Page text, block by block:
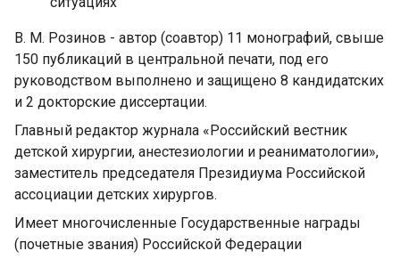
В. М. Розинов - автор (соавтор) 11 монографий, свыше
150 публикаций в центральной печати, под его
руководством выполнено и защищено 8 кандидатских
и 2 докторские диссертации.
Главный редактор журнала «Российский вестник
детской хирургии, анестезиологии и реаниматологии»,
заместитель председателя Президиума Российской
ассоциации детских хирургов.
Имеет многочисленные Государственные награды
(почетные звания) Российской Федерации